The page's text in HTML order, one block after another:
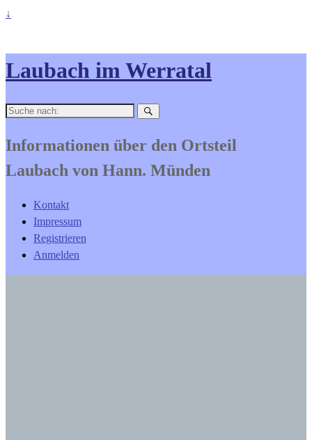
↓
Laubach im Werratal
Suche
Informationen über den Ortsteil
Laubach von Hann. Münden
Kontakt
Impressum
Registrieren
Anmelden